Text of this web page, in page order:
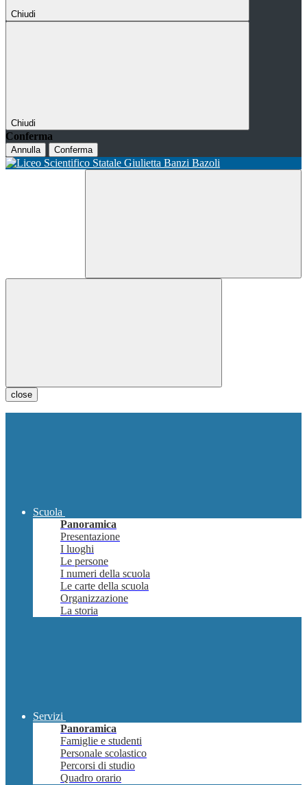
Chiudi
Chiudi
Conferma
Annulla Conferma
close
Scuola
Panoramica
Presentazione
I luoghi
Le persone
I numeri della scuola
Le carte della scuola
Organizzazione
La storia
Servizi
Panoramica
Famiglie e studenti
Personale scolastico
Percorsi di studio
Quadro orario